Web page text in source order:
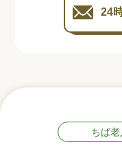
24
ちば